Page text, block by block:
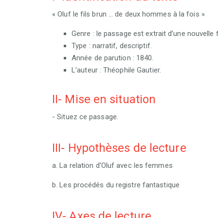
« Oluf le fils brun … de deux hommes à la fois »
Genre : le passage est extrait d’une nouvelle
Type : narratif, descriptif.
Année de parution : 1840.
L’auteur : Théophile Gautier.
II- Mise en situation
- Situez ce passage.
III- Hypothèses de lecture
a. La relation d'Oluf avec les femmes
b. Les procédés du registre fantastique